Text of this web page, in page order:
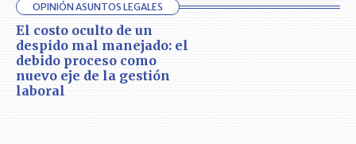
OPINIÓN ASUNTOS LEGALES
El costo oculto de un
despido mal manejado: el
debido proceso como
nuevo eje de la gestión
laboral